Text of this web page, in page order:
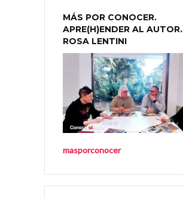
MÁS POR CONOCER.
APRE(H)ENDER AL AUTOR.
ROSA LENTINI
masporconocer